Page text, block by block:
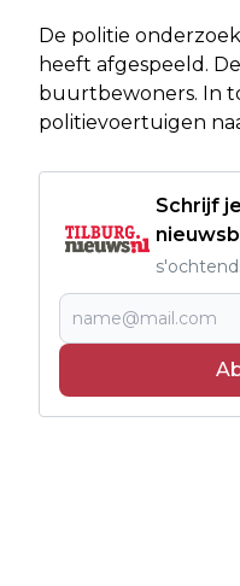
De politie
heeft afgespeeld.
buurtbewoners. In
politievoertuigen
Schrijf